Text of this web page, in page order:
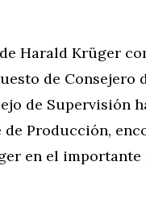
Harald Krüger
de Consejero
de Supervisión
de Producción,
en el importante